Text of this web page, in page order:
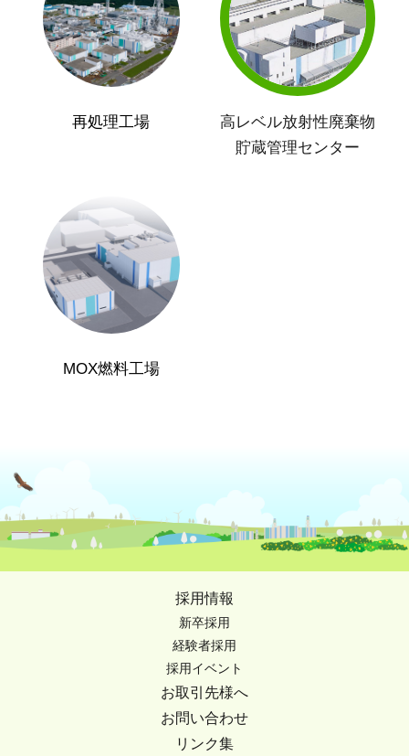
再処理工場
高レベル放射性廃棄物
貯蔵管理センター
MOX燃料工場
採用情報
新卒採用
経験者採用
採用イベント
お取引先様へ
お問い合わせ
リンク集